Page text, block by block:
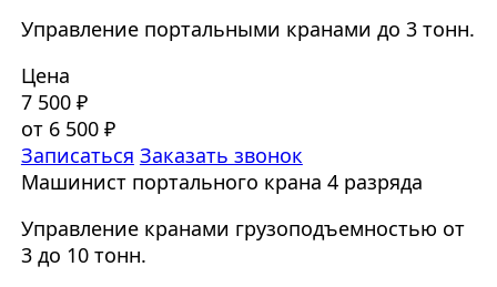
Управление портальными кранами до 3 тонн.
Цена
7 500 ₽
от 6 500 ₽
Записаться Заказать звонок
Машинист портального крана 4 разряда
Управление кранами грузоподъемностью от
3 до 10 тонн.